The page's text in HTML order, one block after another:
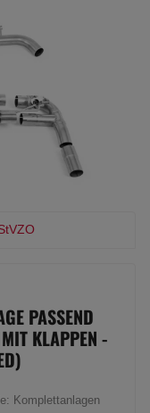
PASSEND
KLAPPEN -
Komplettanlagen